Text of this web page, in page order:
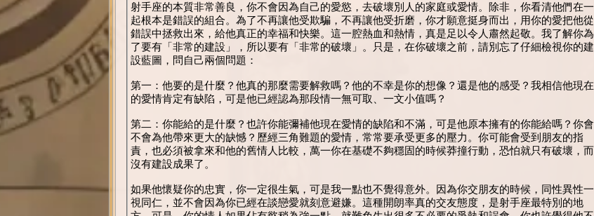
射手座的本質非常善良，你不會因為自己的愛慾，去破壞別人的家庭或愛情。除非，你看清他們在一
起根本是錯誤的組合。為了不再讓他受欺騙，不再讓他受折磨，你才願意挺身而出，用你的愛把他從
錯誤中拯救出來，給他真正的幸福和快樂。這一腔熱血和熱情，真是足以令人肅然起敬。我了解你為
了要有「非常的建設」，所以要有「非常的破壞」。只是，在你破壞之前，請別忘了仔細檢視你的建
設藍圖，問自己兩個問題：
第一：他要的是什麼？他真的那麼需要解救嗎？他的不幸是你的想像？還是他的感受？我相信他現在
的愛情肯定有缺陷，可是他已經認為那段情一無可取、一文小值嗎？
第二：你能給的是什麼？也許你能彌補他現在愛情的缺陷和不滿，可是他原本擁有的你能給嗎？你會
不會為他帶來更大的缺憾？歷經三角難題的愛情，常常要承受更多的壓力。你可能會受到朋友的指
責，也必須被拿來和他的舊情人比較，萬一你在基礎不夠穩固的時候莽撞行動，恐怕就只有破壞，而
沒有建設成果了。
如果他懷疑你的忠實，你一定很生氣，可是我一點也不覺得意外。因為你交朋友的時候，同性異性一
視同仁，並不會因為你已經在談戀愛就刻意避嫌。這種開朗率真的交友態度，是射手座最特別的地